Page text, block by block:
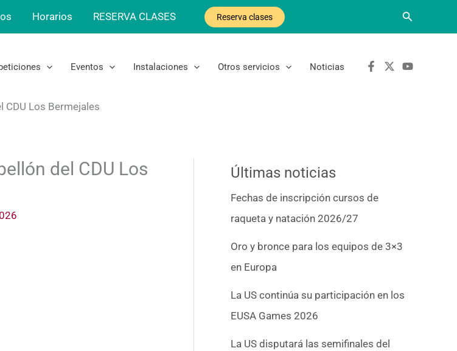
Horarios RESERVA CLASES Reserva clases Buscar
Eventos Instalaciones Otros servicios Noticias
CDU Los Bermejales
del CDU Los
Últimas noticias
Fechas de inscripción cursos de
raqueta y natación 2026/27
Oro y bronce para los equipos de 3×3
en Europa
La US continúa su participación en los
EUSA Games 2026
La US disputará las semifinales del